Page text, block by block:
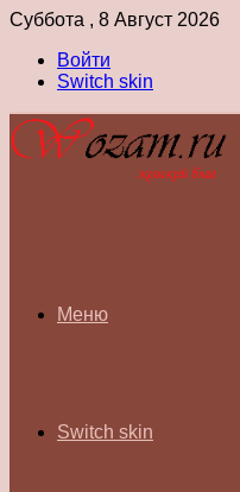
Суббота , 8 Август 2026
Войти
Switch skin
Меню
Switch skin